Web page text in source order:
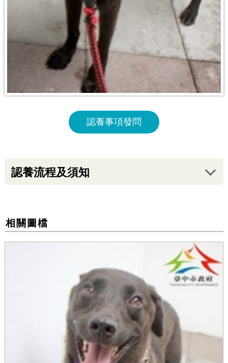
認養事項發問
認養流程及須知
相關圖檔